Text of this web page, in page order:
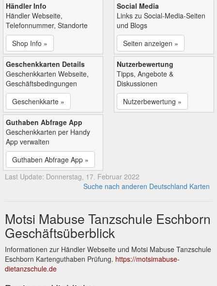
Händler Info
Händler Webseite,
Telefonnummer, Standorte
Shop Info »
Social Media
Links zu Social-Media-Seiten
und Blogs
Seiten anzeigen »
Geschenkkarten Details
Geschenkkarten Webseite,
Geschäftsbedingungen
Geschenkkarte »
Nutzerbewertung
Tipps, Angebote &
Diskussionen
Nutzerbewertung »
Guthaben Abfrage App
Geschenkkarten per Handy
App verwalten
Guthaben Abfrage App »
Last Update: Donnerstag, 17. Februar 2022
Suche nach anderen Deutschland Karten
Motsi Mabuse Tanzschule Eschborn
Geschäftsüberblick
Informationen zur Händler Webseite und Motsi Mabuse Tanzschule
Eschborn Kartenguthaben Prüfung. https://motsimabuse-
dietanzschule.de